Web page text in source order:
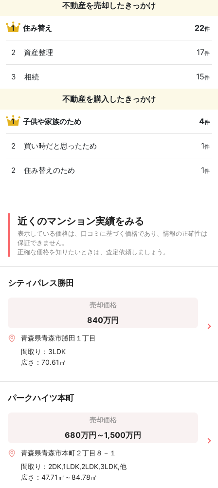
不動産を売却したきっかけ
1 住み替え 22件
2 資産整理 17件
3 相続 15件
不動産を購入したきっかけ
1 子供や家族のため 4件
2 買い時だと思ったため 1件
2 住み替えのため 1件
近くのマンション実績をみる
表示している価格は、口コミに基づく価格であり、情報の正確性は
保証できません。
正確な価格を知りたいときは、査定依頼しましょう。
シティパレス勝田
売却価格
840万円
青森県青森市勝田１丁目
間取り： 3LDK
広さ： 70.61㎡
パークハイツ本町
売却価格
680万円～1,500万円
青森県青森市本町２丁目８－１
間取り： 2DK,1LDK,2LDK,3LDK,他
広さ： 47.71㎡～84.78㎡